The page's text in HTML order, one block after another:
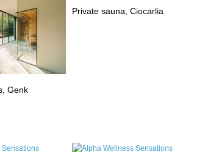
Genk
Private sauna, Ciocarlia